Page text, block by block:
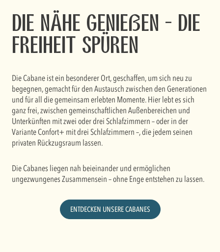
Die Nähe genießen – die
Freiheit spüren
Die Cabane ist ein besonderer Ort, geschaffen, um sich neu zu
begegnen, gemacht für den Austausch zwischen den Generationen
und für all die gemeinsam erlebten Momente. Hier lebt es sich
ganz frei, zwischen gemeinschaftlichen Außenbereichen und
Unterkünften mit zwei oder drei Schlafzimmern – oder in der
Variante Confort+ mit drei Schlafzimmern –, die jedem seinen
privaten Rückzugsraum lassen.
Die Cabanes liegen nah beieinander und ermöglichen
ungezwungenes Zusammensein – ohne Enge entstehen zu lassen.
ENTDECKEN UNSERE CABANES